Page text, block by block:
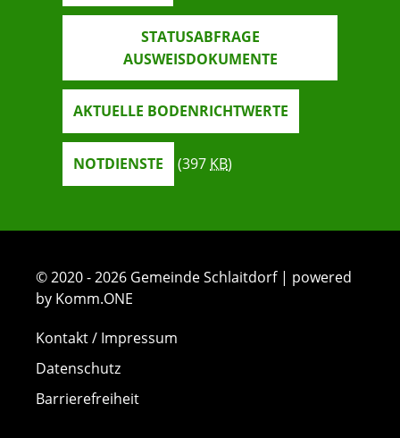
STATUSABFRAGE
AUSWEISDOKUMENTE
AKTUELLE BODENRICHTWERTE
NOTDIENSTE (397 KB)
© 2020 - 2026 Gemeinde Schlaitdorf | powered
by Komm.ONE
Kontakt / Impressum
Datenschutz
Barrierefreiheit